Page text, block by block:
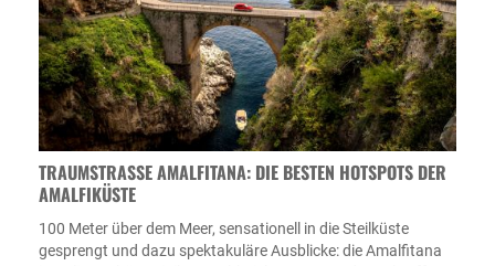
TRAUMSTRASSE AMALFITANA: DIE BESTEN HOTSPOTS DER A
MALFIKÜSTE
100 Meter über dem Meer, sensationell in die Steilküste
gesprengt und dazu spektakuläre Ausblicke: die Amalfitana